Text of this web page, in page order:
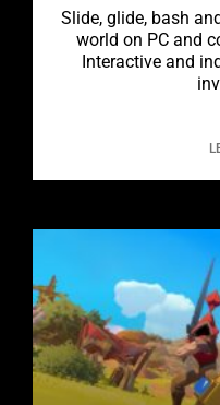
Slide, glide, bash
world on PC and
Interactive and